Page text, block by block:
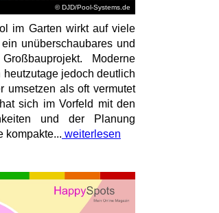
© DJD/Pool-Systems.de
im Garten wirkt auf viele
unüberschaubares und
Moderne
jedoch deutlich
umsetzen als oft vermutet
sich im Vorfeld mit den
und der Planung
kompakte... weiterlesen